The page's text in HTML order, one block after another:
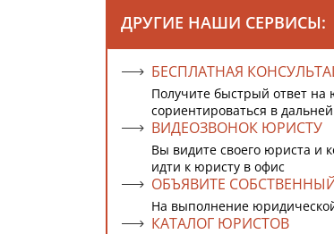
ДРУГИЕ НАШИ СЕРВИСЫ:
БЕСПЛАТНАЯ
Получите быстрый ответ
сориентироваться в
ВИДЕОЗВОНОК ЮРИСТУ
Вы видите своего юриста и
идти к юристу в офис
ОБЪЯВИТЕ
На выполнение
КАТАЛОГ ЮРИСТОВ